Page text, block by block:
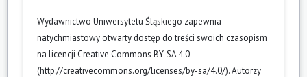
Wydawnictwo Uniwersytetu Śląskiego zapewnia
natychmiastowy otwarty dostęp do treści swoich czasopism
na licencji Creative Commons BY-SA 4.0
(http://creativecommons.org/licenses/by-sa/4.0/). Autorzy